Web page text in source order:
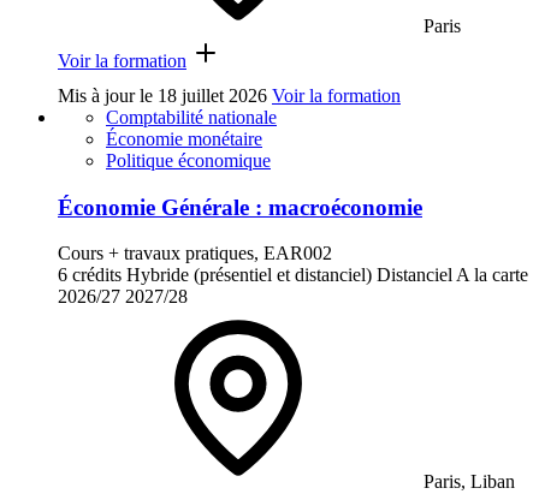
Paris
Voir la formation
Mis à jour le 18 juillet 2026 Voir la formation
Comptabilité nationale
Économie monétaire
Politique économique
Économie Générale : macroéconomie
Cours + travaux pratiques, EAR002
6 crédits Hybride (présentiel et distanciel) DistancielA la carte
2026/27 2027/28
Paris, Liban